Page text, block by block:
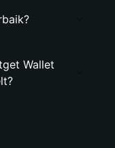
Wallet